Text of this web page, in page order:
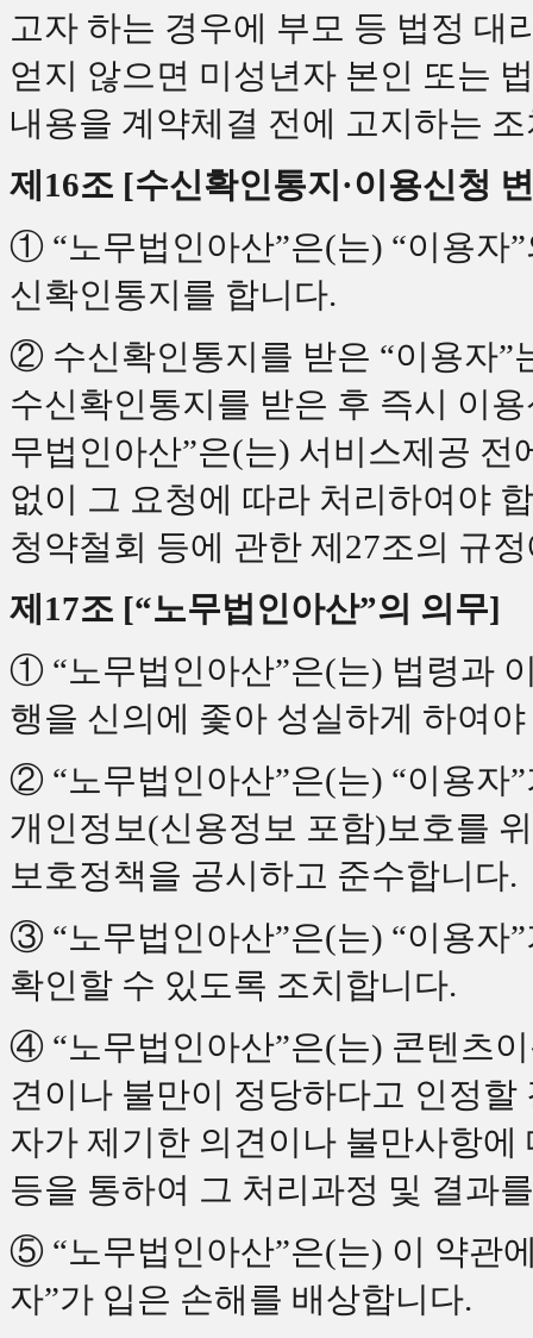
고자 하는 경우에 부모 등 법정 대
얻지 않으면 미성년자 본인 또는
내용을 계약체결 전에 고지하는
제16조 [수신확인통지·이용신청
① “노무법인아산”은(는) “이용자
신확인통지를 합니다.
② 수신확인통지를 받은 “이용자”
수신확인통지를 받은 후 즉시 이
무법인아산”은(는) 서비스제공 전
없이 그 요청에 따라 처리하여야
청약철회 등에 관한 제27조의 규
제17조 [“노무법인아산”의 의무]
① “노무법인아산”은(는) 법령과
행을 신의에 좇아 성실하게 하여
② “노무법인아산”은(는) “이용자
개인정보(신용정보 포함)보호를
보호정책을 공시하고 준수합니다.
③ “노무법인아산”은(는) “이용자
확인할 수 있도록 조치합니다.
④ “노무법인아산”은(는) 콘텐츠
견이나 불만이 정당하다고 인정
자가 제기한 의견이나 불만사항
등을 통하여 그 처리과정 및 결과
⑤ “노무법인아산”은(는) 이 약관
자”가 입은 손해를 배상합니다.